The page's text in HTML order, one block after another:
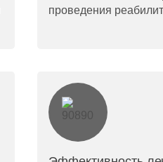
проведения